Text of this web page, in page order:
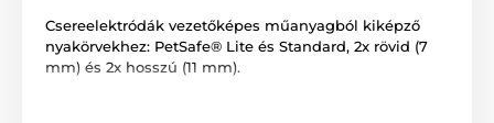
Csereelektródák vezetőképes műanyagból kiképző
nyakörvekhez: PetSafe® Lite és Standard, 2x rövid (7
mm) és 2x hosszú (11 mm).